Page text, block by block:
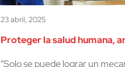
23 abril, 2025
Proteger la salud humana,
“Solo se puede lograr un